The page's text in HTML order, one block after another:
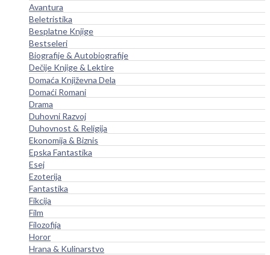
Avantura
Beletristika
Besplatne Knjige
Bestseleri
Biografije & Autobiografije
Dečije Knjige & Lektire
Domaća Književna Dela
Domaći Romani
Drama
Duhovni Razvoj
Duhovnost & Religija
Ekonomija & Biznis
Epska Fantastika
Esej
Ezoterija
Fantastika
Fikcija
Film
Filozofija
Horor
Hrana & Kulinarstvo